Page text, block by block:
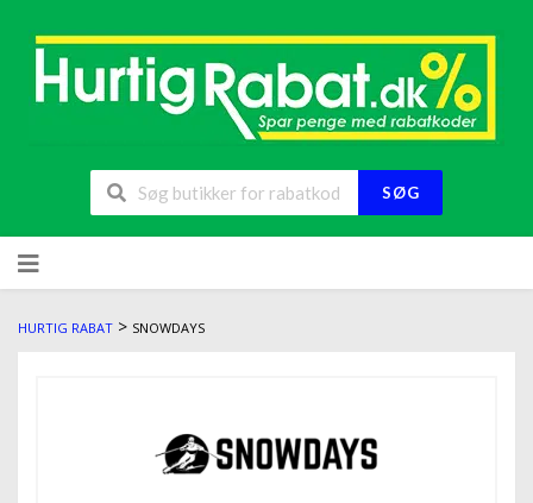
SØG
HURTIG RABAT > SNOWDAYS